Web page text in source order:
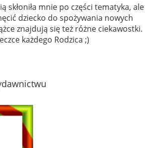
skłoniła mnie po części tematyka, ale
dziecko do spożywania nowych
znajdują się też różne ciekawostki.
każdego Rodzica ;)